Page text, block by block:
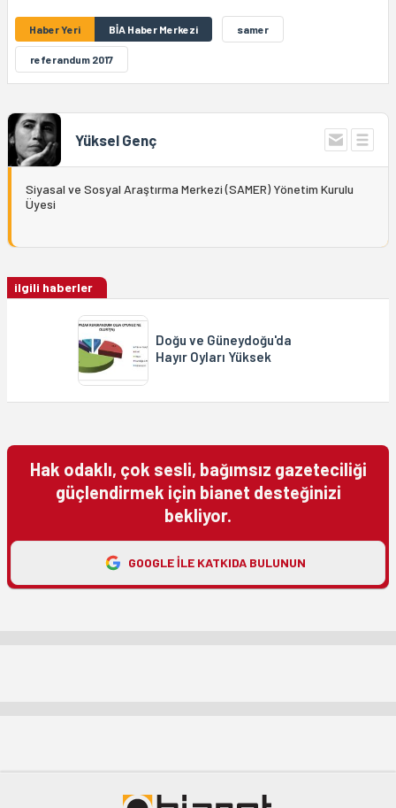
Haber Yeri BİA Haber Merkezi samer
referandum 2017
Yüksel Genç
Siyasal ve Sosyal Araştırma Merkezi (SAMER) Yönetim Kurulu
Üyesi
ilgili haberler
Doğu ve Güneydoğu'da
Hayır Oyları Yüksek
Hak odaklı, çok sesli, bağımsız gazeteciliği
güçlendirmek için bianet desteğinizi
bekliyor.
GOOGLE ILE KATKIDA BULUNUN